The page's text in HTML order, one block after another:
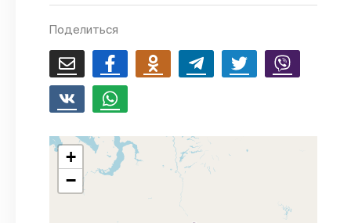
Поделиться
+
−